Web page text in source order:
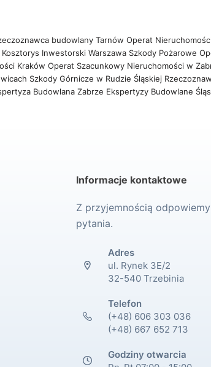
budowlany Tarnów Operat
Kosztorys Inwestorski Warszawa Szkody Pożarowe
Kraków Operat Szacunkowy Nieruchomości w
Szkody Górnicze w Rudzie Śląskiej
Budowlana Zabrze Ekspertyzy Budowlane
Informacje kontaktowe
Z przyjemnością
pytania.
Adres
ul. Rynek 3E/2
32-540 Trzebinia
Telefon
(+48) 606 303 036
(+48) 667 652 713
Godziny otwarcia